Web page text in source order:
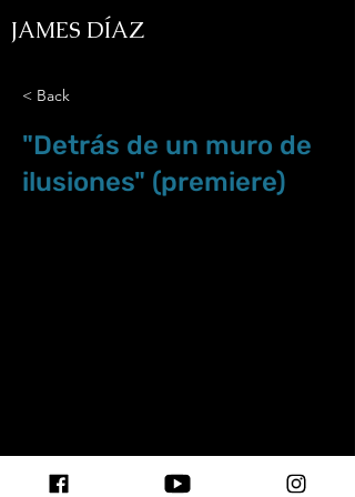
JAMES DÍAZ
< Back
"Detrás de un muro de
ilusiones" (premiere)